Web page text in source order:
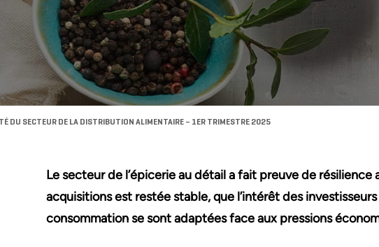
DU SECTEUR DE LA DISTRIBUTION ALIMENTAIRE – 1ER TRIMESTRE 2025
Le secteur de l’épicerie au détail a fait preuve de résilience
acquisitions est restée stable, que l’intérêt des
consommation se sont adaptées face aux pressions